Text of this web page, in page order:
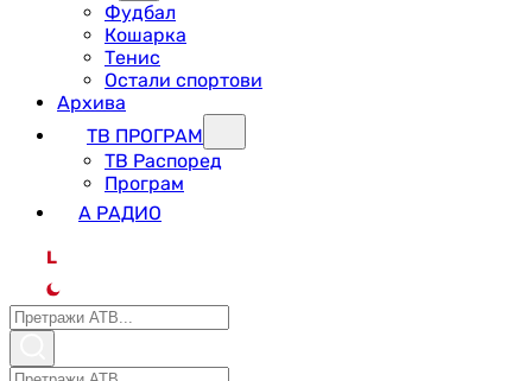
Фудбал
Кошарка
Тенис
Остали спортови
Архива
ТВ ПРОГРАМ
ТВ Распоред
Програм
А РАДИО
L